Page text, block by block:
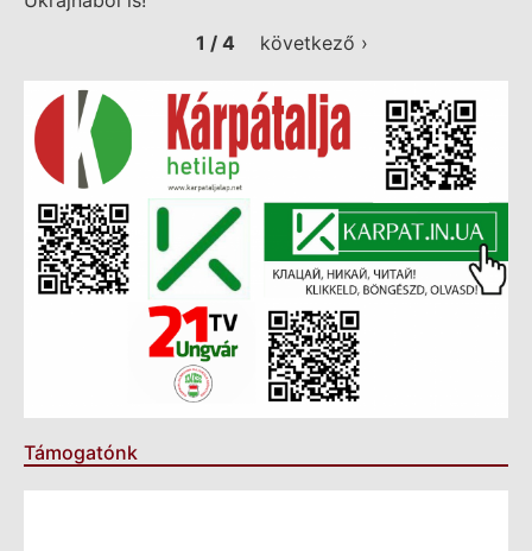
1 / 4
következő ›
Támogatónk